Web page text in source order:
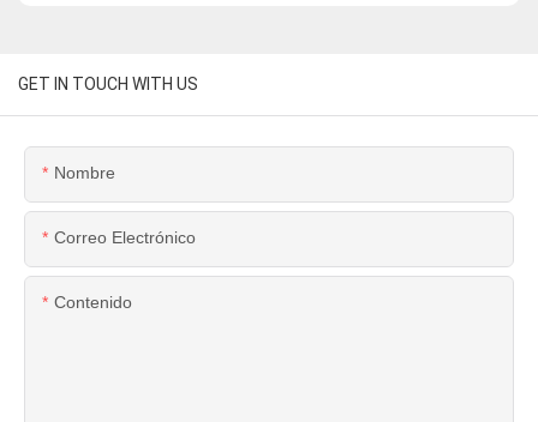
GET IN TOUCH WITH US
Nombre
Correo Electrónico
Contenido